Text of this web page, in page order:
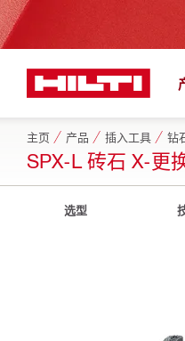
主页 产品 插入工具 钻
SPX-L 砖石 X-更
选型